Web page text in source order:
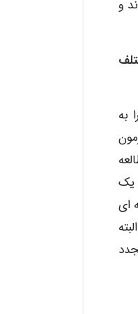
و
به
یک
ای